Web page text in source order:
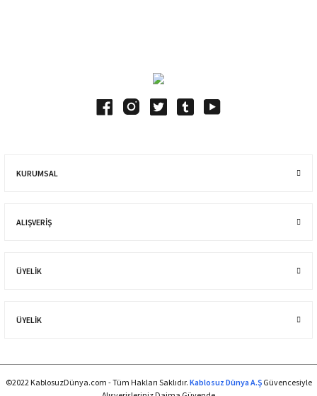
KURUMSAL
ALIŞVERIŞ
ÜYELİK
ÜYELİK
©2022 KablosuzDünya.com - Tüm Hakları Saklıdır. Kablosuz Dünya A.ŞGüvencesiyle